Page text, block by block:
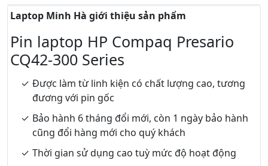
Laptop Minh Hà giới thiệu sản phẩm
Pin laptop HP Compaq Presario
CQ42-300 Series
Được làm từ linh kiện có chất lượng cao, tương
đương với pin gốc
Bảo hành 6 tháng đổi mới, còn 1 ngày bảo hành
cũng đổi hàng mới cho quý khách
Thời gian sử dụng cao tuỳ mức độ hoạt động